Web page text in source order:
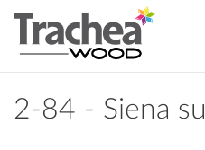
2-84 - Siena